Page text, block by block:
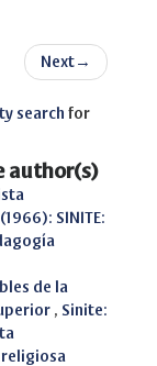
Next →
search for
author(s)
SINITE:
de la
, Sinite: